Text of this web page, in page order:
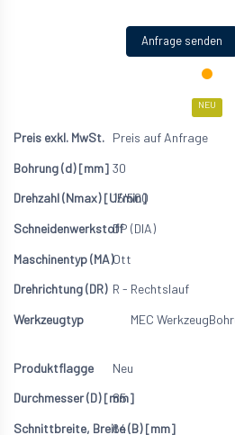
NEU
Preis auf Anfrage
30
15'500
DP (DIA)
Ott
R - Rechtslauf
MEC Werkzeug
Neu
85
64